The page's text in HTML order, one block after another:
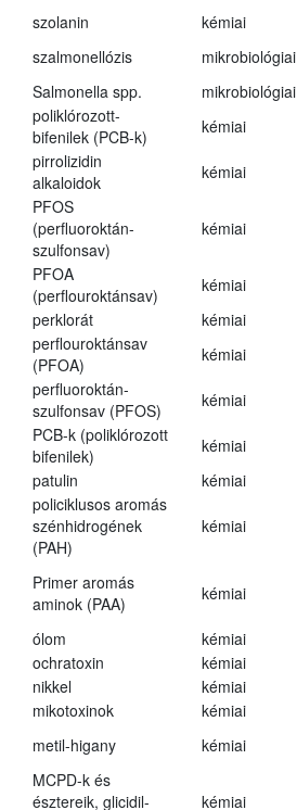
szolanin
kémiai
szalmonellózis
mikrobiológiai
Salmonella spp.
mikrobiológiai
poliklórozott-
bifenilek (PCB-k)
kémiai
pirrolizidin
alkaloidok
kémiai
PFOS
(perfluoroktán-
szulfonsav)
kémiai
PFOA
(perflouroktánsav)
kémiai
perklorát
kémiai
perflouroktánsav
(PFOA)
kémiai
perfluoroktán-
szulfonsav (PFOS)
kémiai
PCB-k (poliklórozott
bifenilek)
kémiai
patulin
kémiai
policiklusos aromás
szénhidrogének
(PAH)
kémiai
Primer aromás
aminok (PAA)
kémiai
ólom
kémiai
ochratoxin
kémiai
nikkel
kémiai
mikotoxinok
kémiai
metil-higany
kémiai
MCPD-k és
észtereik, glicidil-
kémiai